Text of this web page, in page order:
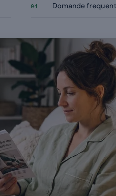
04 Domande